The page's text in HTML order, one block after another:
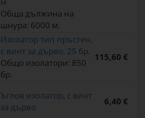
Обща дължина на
шнура: 6000 м.
Изолатор тип пръстен,
с винт за дърво, 25 бр.
Общо изолатори: 850
бр.
115,60 €
Ъглов изолатор, с винт
за дърво
6,40 €